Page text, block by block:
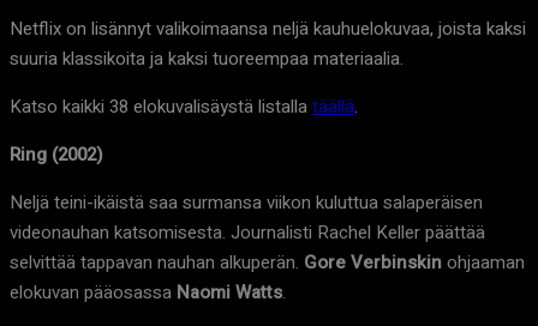
Netflix on lisännyt valikoimaansa neljä kauhuelokuvaa, joista kaksi
suuria klassikoita ja kaksi tuoreempaa materiaalia.
Katso kaikki 38 elokuvalisäystä listallatäällä.
Ring (2002)
Neljä teini-ikäistä saa surmansa viikon kuluttua salaperäisen
videonauhan katsomisesta. Journalisti Rachel Keller päättää
selvittää tappavan nauhan alkuperän. Gore Verbinskinohjaaman
elokuvan pääosassa Naomi Watts.